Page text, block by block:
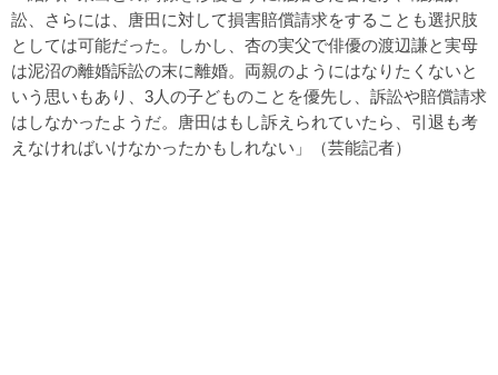
訟、さらには、唐田に対して損害賠償請求をすることも選択肢
としては可能だった。しかし、杏の実父で俳優の渡辺謙と実母
は泥沼の離婚訴訟の末に離婚。両親のようにはなりたくないと
いう思いもあり、3人の子どものことを優先し、訴訟や賠償請求
はしなかったようだ。唐田はもし訴えられていたら、引退も考
えなければいけなかったかもしれない」（芸能記者）